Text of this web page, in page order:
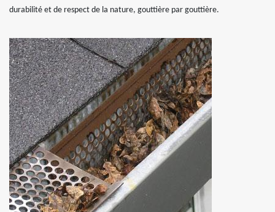
durabilité et de respect de la nature, gouttière par gouttière.